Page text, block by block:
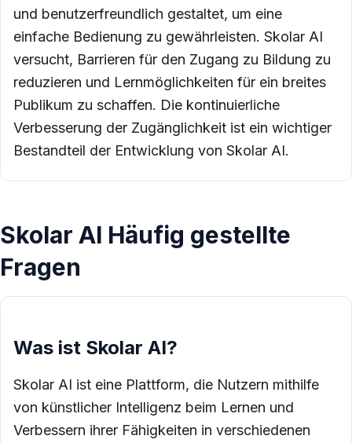
und benutzerfreundlich gestaltet, um eine
einfache Bedienung zu gewährleisten. Skolar AI
versucht, Barrieren für den Zugang zu Bildung zu
reduzieren und Lernmöglichkeiten für ein breites
Publikum zu schaffen. Die kontinuierliche
Verbesserung der Zugänglichkeit ist ein wichtiger
Bestandteil der Entwicklung von Skolar AI.
Skolar AI Häufig gestellte
Fragen
Was ist Skolar AI?
Skolar AI ist eine Plattform, die Nutzern mithilfe
von künstlicher Intelligenz beim Lernen und
Verbessern ihrer Fähigkeiten in verschiedenen